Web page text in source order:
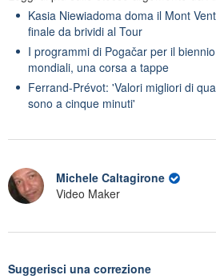
Kasia Niewiadoma doma il Mont
finale da brividi al Tour
I programmi di Pogačar per il
mondiali, una corsa a tappe
Ferrand-Prévot: 'Valori migliori di
sono a cinque minuti'
Michele Caltagirone
Video Maker
Suggerisci una correzione